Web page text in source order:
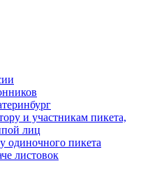
и участникам пикета,
лиц
одиночного пикета
листовок